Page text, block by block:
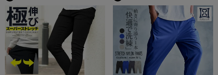
サイズ(cm)
42(S)：着丈93股上32股下67ウエスト33(最大＋5cm程度)ヒ
ップ55わたり(もも幅)34膝幅20裾幅16
44(M)：着丈96股上33股下68ウエスト37(最大＋5cm程度)ヒ
ップ56わたり(もも幅)35膝幅21裾幅17